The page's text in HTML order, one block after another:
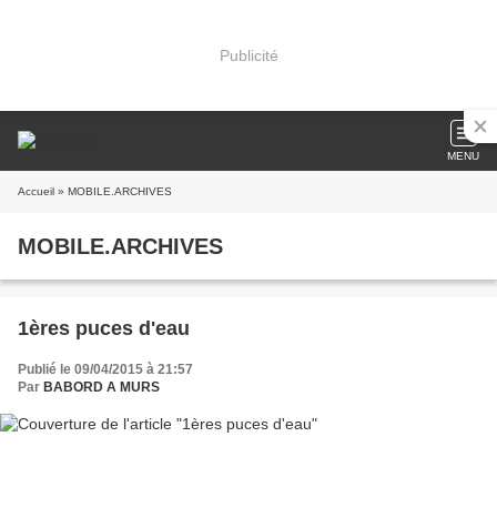
Publicité
MENU
Accueil » MOBILE.ARCHIVES
MOBILE.ARCHIVES
1ères puces d'eau
Publié le 09/04/2015 à 21:57
Par BABORD A MURS